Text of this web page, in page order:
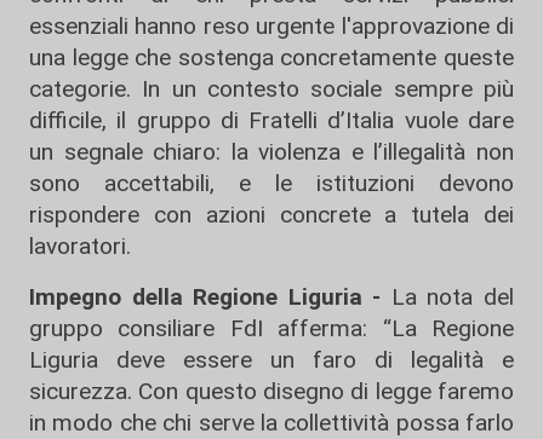
essenziali hanno reso urgente l'approvazione di
una legge che sostenga concretamente queste
categorie. In un contesto sociale sempre più
difficile, il gruppo di Fratelli d’Italia vuole dare
un segnale chiaro: la violenza e l’illegalità non
sono accettabili, e le istituzioni devono
rispondere con azioni concrete a tutela dei
lavoratori.
Impegno della Regione Liguria - La nota del
gruppo consiliare FdI afferma: “La Regione
Liguria deve essere un faro di legalità e
sicurezza. Con questo disegno di legge faremo
in modo che chi serve la collettività possa farlo